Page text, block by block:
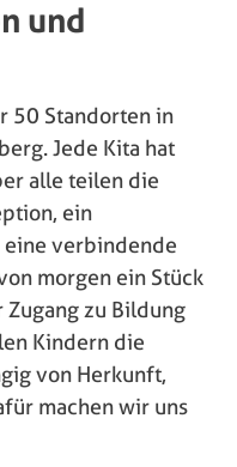
und
50 Standorten in
Jede Kita hat
alle teilen die
ein
verbindende
morgen ein Stück
zu Bildung
Kindern die
von Herkunft,
machen wir uns